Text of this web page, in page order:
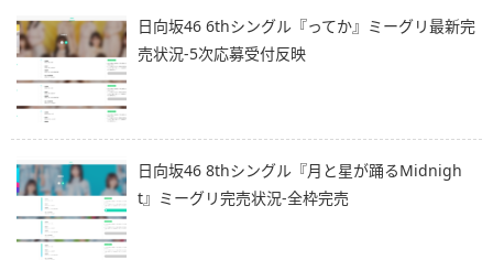
日向坂46 6thシングル『ってか』ミーグリ最新完
売状況-5次応募受付反映
日向坂46 8thシングル『月と星が踊るMidnigh
t』ミーグリ完売状況-全枠完売